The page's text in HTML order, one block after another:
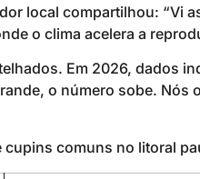
local compartilhou: “Vi
o clima acelera a
Em 2026, dados
o número sobe. Nós
comuns no litoral